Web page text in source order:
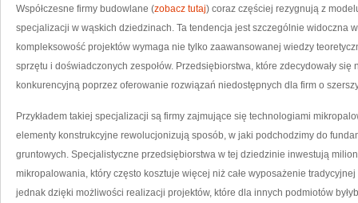
Współczesne firmy budowlane (zobacz tutaj) coraz częściej rezygnują z
specjalizacji w wąskich dziedzinach. Ta tendencja jest szczególnie widoczna
kompleksowość projektów wymaga nie tylko zaawansowanej wiedzy
sprzętu i doświadczonych zespołów. Przedsiębiorstwa, które zdecydowały
konkurencyjną poprzez oferowanie rozwiązań niedostępnych dla firm o
Przykładem takiej specjalizacji są firmy zajmujące się technologiami
elementy konstrukcyjne rewolucjonizują sposób, w jaki podchodzimy do
gruntowych. Specjalistyczne przedsiębiorstwa w tej dziedzinie inwestują
mikropalowania, który często kosztuje więcej niż całe wyposażenie
jednak dzięki możliwości realizacji projektów, które dla innych podmiotów